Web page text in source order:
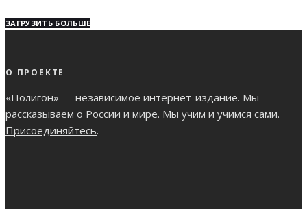
ЗАГРУЗИТЬ БОЛЬШЕ
О ПРОЕКТЕ
«Полигон» — независимое интернет-издание. Мы
рассказываем о России и мире. Мы учим и учимся сами.
Присоединяйтесь.